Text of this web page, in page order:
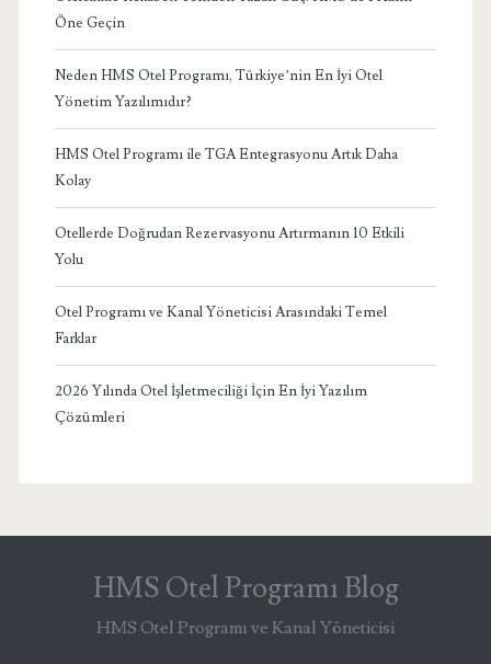
Öne Geçin
Neden HMS Otel Programı, Türkiye’nin En İyi Otel
Yönetim Yazılımıdır?
HMS Otel Programı ile TGA Entegrasyonu Artık Daha
Kolay
Otellerde Doğrudan Rezervasyonu Artırmanın 10 Etkili
Yolu
Otel Programı ve Kanal Yöneticisi Arasındaki Temel
Farklar
2026 Yılında Otel İşletmeciliği İçin En İyi Yazılım
Çözümleri
HMS Otel Programı Blog
HMS Otel Programı ve Kanal Yöneticisi